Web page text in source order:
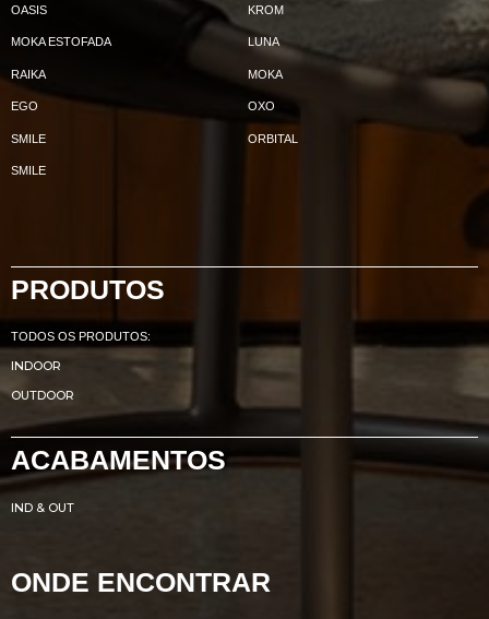
OASIS KROM
MOKA ESTOFADA LUNA
RAIKA MOKA
EGO OXO
SMILE ORBITAL
SMILE
PRODUTOS
TODOS OS PRODUTOS:
INDOOR
OUTDOOR
ACABAMENTOS
IND & OUT
ONDE ENCONTRAR